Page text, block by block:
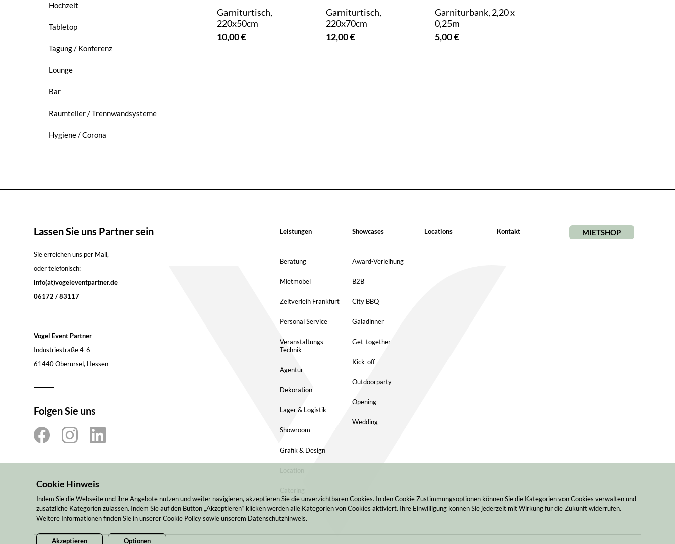
Hochzeit
Tabletop
Tagung / Konferenz
Lounge
Bar
Raumteiler / Trennwandsysteme
Hygiene / Corona
Garniturtisch,
220x50cm
10,00 €
Garniturtisch,
220x70cm
12,00 €
Garniturbank, 2,20 x
0,25m
5,00 €
Lassen Sie uns Partner sein
Sie erreichen uns per Mail,
oder telefonisch:
info(at)vogeleventpartner.de
06172 / 83117
Vogel Event Partner
Industriestraße 4-6
61440 Oberursel, Hessen
Folgen Sie uns
Leistungen
Beratung
Mietmöbel
Zeltverleih Frankfurt
Personal Service
Veranstaltungs-
Technik
Agentur
Dekoration
Lager & Logistik
Showroom
Grafik & Design
Location
Catering
Showcases
Award-Verleihung
B2B
City BBQ
Galadinner
Get-together
Kick-off
Outdoorparty
Opening
Wedding
Locations Kontakt MIETSHOP
Cookie Hinweis
Indem Sie die Webseite und ihre Angebote nutzen und weiter navigieren, akzeptieren Sie die unverzichtbaren Cookies. In den Cookie Zustimmungsoptionen können Sie die Kategorien von Cookies verwalten und
zusätzliche Kategorien zulassen. Indem Sie auf den Button „Akzeptieren“ klicken werden alle Kategorien von Cookies aktiviert. Ihre Einwilligung können Sie jederzeit mit Wirkung für die Zukunft widerrufen.
Weitere Informationen finden Sie in unserer Cookie Policy sowie unserem Datenschutzhinweis.
Akzeptieren Optionen